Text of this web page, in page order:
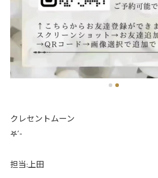
クレセントムーン
𖤐´-
担当:上田